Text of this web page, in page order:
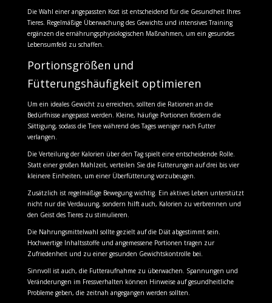
Die Wahl einer angepassten Kost ist entscheidend für die Gesundheit Ihres
Tieres. Regelmäßige Überwachung des Gewichts und intensives Training
ergänzen die ernährungsphysiologischen Maßnahmen, um ein gesundes
Lebensumfeld zu schaffen.
Portionsgrößen und
Fütterungshäufigkeit optimieren
Um ein ideales Gewicht zu erreichen, sollten die Rationen an die
Bedürfnisse angepasst werden. Kleine, häufige Portionen fördern die
Sättigung, sodass die Tiere während des Tages weniger nach Futter
verlangen.
Die Verteilung der Kalorien über den Tag spielt eine entscheidende Rolle.
Statt einer großen Mahlzeit, verteilen Sie die Fütterungen auf drei bis vier
kleinere Einheiten, um einer Überfütterung vorzubeugen.
Zusätzlich ist regelmäßige Bewegung wichtig. Ein aktives Leben unterstützt
nicht nur die Verdauung, sondern hilft auch, Kalorien zu verbrennen und
den Geist des Tieres zu stimulieren.
Die Nahrungsmittelwahl sollte gezielt auf die Diät abgestimmt sein.
Hochwertige Inhaltsstoffe und angemessene Portionen tragen zur
Zufriedenheit und zu einer gesunden Gewichtskontrolle bei.
Sinnvoll ist auch, die Futteraufnahme zu überwachen. Spannungen und
Veränderungen im Fressverhalten können Hinweise auf gesundheitliche
Probleme geben, die zeitnah angegangen werden sollten.